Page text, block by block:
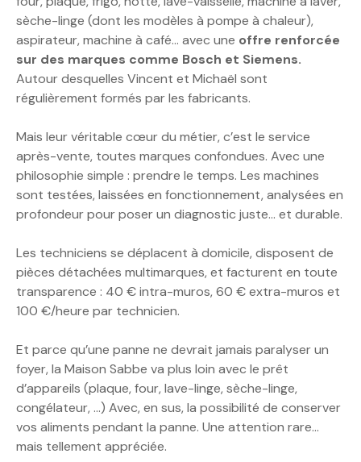
sèche-linge (dont les modèles à pompe à chaleur),
aspirateur, machine à café… avec une offre renforcée
sur des marques comme Bosch et Siemens.
Autour desquelles Vincent et Michaël sont
régulièrement formés par les fabricants.
Mais leur véritable cœur du métier, c’est le service
après-vente, toutes marques confondues. Avec une
philosophie simple : prendre le temps. Les machines
sont testées, laissées en fonctionnement, analysées en
profondeur pour poser un diagnostic juste… et durable.
Les techniciens se déplacent à domicile, disposent de
pièces détachées multimarques, et facturent en toute
transparence : 40 € intra-muros, 60 € extra-muros et
100 €/heure par technicien.
Et parce qu’une panne ne devrait jamais paralyser un
foyer, la Maison Sabbe va plus loin avec le prêt
d’appareils (plaque, four, lave-linge, sèche-linge,
congélateur, …) Avec, en sus, la possibilité de conserver
vos aliments pendant la panne. Une attention rare…
mais tellement appréciée.